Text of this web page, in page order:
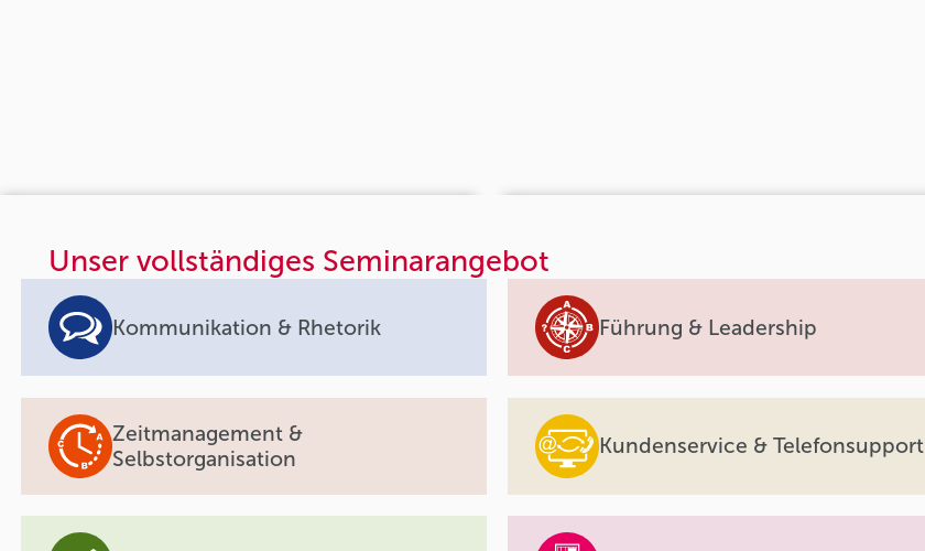
Unser vollständiges Seminarangebot
Kommunikation & Rhetorik Führung & Leadership
Zeitmanagement &
Selbstorganisation
Kundenservice & Telefonsupport